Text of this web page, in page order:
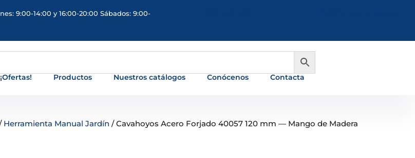
9:00-14:00 y 16:00-20:00 Sábados: 9:00-
¡Ofertas! Productos Nuestros catálogos Conócenos Contacta
Herramienta Manual Jardín / Cavahoyos Acero Forjado 40057 120 mm — Mango de Madera